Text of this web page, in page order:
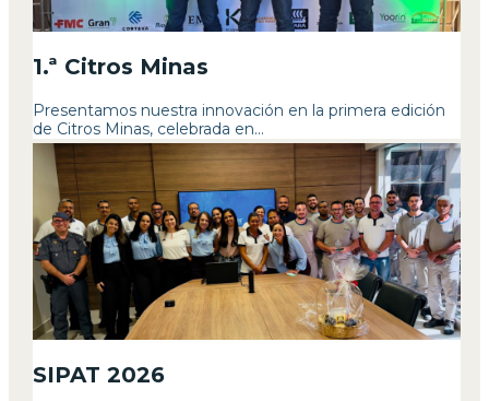
1.ª Citros Minas
Presentamos nuestra innovación en la primera edición
de Citros Minas, celebrada en...
SIPAT 2026